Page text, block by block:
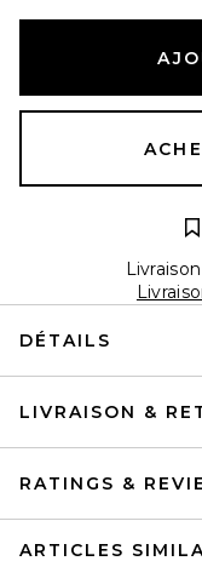
DÉTAILS
LIVRAISON &
RATINGS &
ARTICLES